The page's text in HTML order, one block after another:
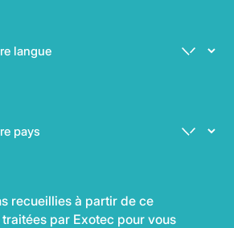
recueillies à partir de ce
par Exotec pour vous